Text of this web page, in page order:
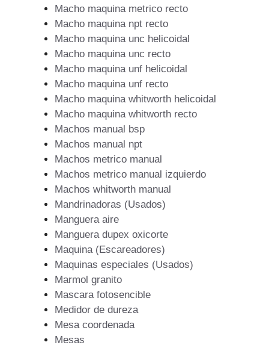
Macho maquina metrico recto
Macho maquina npt recto
Macho maquina unc helicoidal
Macho maquina unc recto
Macho maquina unf helicoidal
Macho maquina unf recto
Macho maquina whitworth helicoidal
Macho maquina whitworth recto
Machos manual bsp
Machos manual npt
Machos metrico manual
Machos metrico manual izquierdo
Machos whitworth manual
Mandrinadoras (Usados)
Manguera aire
Manguera dupex oxicorte
Maquina (Escareadores)
Maquinas especiales (Usados)
Marmol granito
Mascara fotosencible
Medidor de dureza
Mesa coordenada
Mesas